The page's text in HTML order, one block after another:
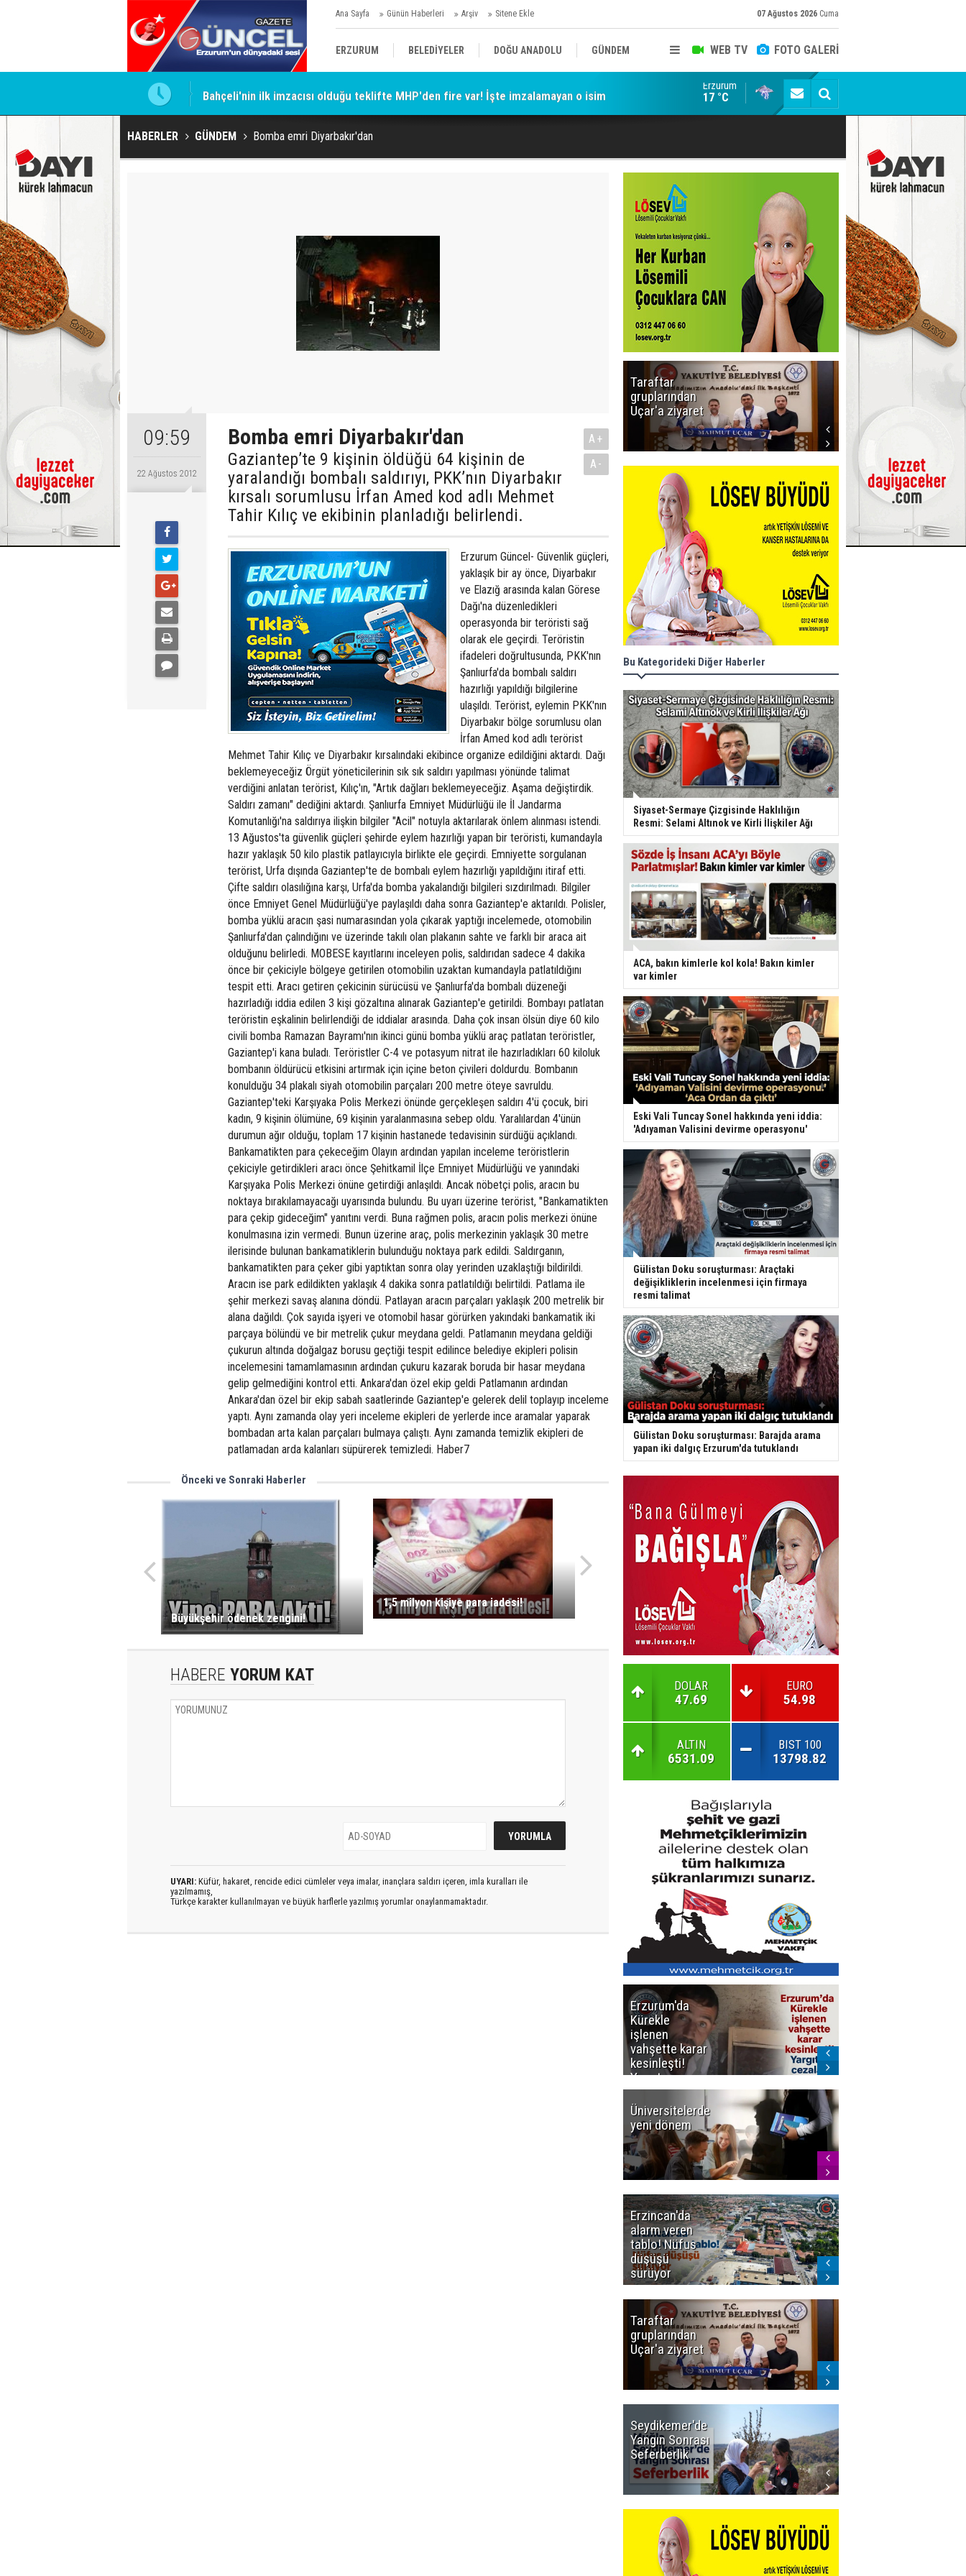
Ana Sayfa Günün Haberleri Arşiv Sitene Ekle 07 Ağustos 2026 Cuma
WEB TV FOTO GALERİ
ERZURUM BELEDİYELER DOĞU ANADOLU GÜNDEM
SİYASET AFAD/ SAVAŞ SPOR
KÜLTÜR/SANAT//MAĞAZİN
Bahçeli'nin ilk imzacısı olduğu teklifte MHP'den fire var! İşte imzalamayan o isim Siyaset-Sermaye Çizgisinde Haklılığın Resmi:
Erzurum
17 °C
HABERLER GÜNDEM Bomba emri Diyarbakır'dan
09:59
22 Ağustos 2012
Bomba emri Diyarbakır'dan
Gaziantep’te 9 kişinin öldüğü 64 kişinin de
yaralandığı bombalı saldırıyı, PKK’nın Diyarbakır
kırsalı sorumlusu İrfan Amed kod adlı Mehmet
Tahir Kılıç ve ekibinin planladığı belirlendi.
A+
A-
Erzurum Güncel- Güvenlik güçleri,
yaklaşık bir ay önce, Diyarbakır
ve Elazığ arasında kalan Görese
Dağı'na düzenledikleri
operasyonda bir teröristi sağ
olarak ele geçirdi. Teröristin
ifadeleri doğrultusunda, PKK'nın
Şanlıurfa'da bombalı saldırı
hazırlığı yapıldığı bilgilerine
ulaşıldı. Terörist, eylemin PKK'nın
Diyarbakır bölge sorumlusu olan
İrfan Amed kod adlı terörist
Mehmet Tahir Kılıç ve Diyarbakır kırsalındaki ekibince organize edildiğini aktardı. Dağı
beklemeyeceğiz Örgüt yöneticilerinin sık sık saldırı yapılması yönünde talimat
verdiğini anlatan terörist, Kılıç'ın, "Artık dağları beklemeyeceğiz. Aşama değiştirdik.
Saldırı zamanı" dediğini aktardı. Şanlıurfa Emniyet Müdürlüğü ile İl Jandarma
Komutanlığı'na saldırıya ilişkin bilgiler "Acil" notuyla aktarılarak önlem alınması istendi.
13 Ağustos'ta güvenlik güçleri şehirde eylem hazırlığı yapan bir teröristi, kumandayla
hazır yaklaşık 50 kilo plastik patlayıcıyla birlikte ele geçirdi. Emniyette sorgulanan
terörist, Urfa dışında Gaziantep'te de bombalı eylem hazırlığı yapıldığını itiraf etti.
Çifte saldırı olasılığına karşı, Urfa'da bomba yakalandığı bilgileri sızdırılmadı. Bilgiler
önce Emniyet Genel Müdürlüğü'ye paylaşıldı daha sonra Gaziantep'e aktarıldı. Polisler,
bomba yüklü aracın şasi numarasından yola çıkarak yaptığı incelemede, otomobilin
Şanlıurfa'dan çalındığını ve üzerinde takılı olan plakanın sahte ve farklı bir araca ait
olduğunu belirledi. MOBESE kayıtlarını inceleyen polis, saldırıdan sadece 4 dakika
önce bir çekiciyle bölgeye getirilen otomobilin uzaktan kumandayla patlatıldığını
tespit etti. Aracı getiren çekicinin sürücüsü ve Şanlıurfa'da bombalı düzeneği
hazırladığı iddia edilen 3 kişi gözaltına alınarak Gaziantep'e getirildi. Bombayı patlatan
teröristin eşkalinin belirlendiği de iddialar arasında. Daha çok insan ölsün diye 60 kilo
civili bomba Ramazan Bayramı'nın ikinci günü bomba yüklü araç patlatan teröristler,
Gaziantep'i kana buladı. Teröristler C-4 ve potasyum nitrat ile hazırladıkları 60 kiloluk
bombanın öldürücü etkisini artırmak için içine beton çivileri doldurdu. Bombanın
konulduğu 34 plakalı siyah otomobilin parçaları 200 metre öteye savruldu.
Gaziantep'teki Karşıyaka Polis Merkezi önünde gerçekleşen saldırı 4'ü çocuk, biri
kadın, 9 kişinin ölümüne, 69 kişinin yaralanmasına sebep oldu. Yaralılardan 4'ünün
durumun ağır olduğu, toplam 17 kişinin hastanede tedavisinin sürdüğü açıklandı.
Bankamatikten para çekeceğim Olayın ardından yapılan inceleme teröristlerin
çekiciyle getirdikleri aracı önce Şehitkamil İlçe Emniyet Müdürlüğü ve yanındaki
Karşıyaka Polis Merkezi önüne getirdiği anlaşıldı. Ancak nöbetçi polis, aracın bu
noktaya bırakılamayacağı uyarısında bulundu. Bu uyarı üzerine terörist, "Bankamatikten
para çekip gideceğim" yanıtını verdi. Buna rağmen polis, aracın polis merkezi önüne
konulmasına izin vermedi. Bunun üzerine araç, polis merkezinin yaklaşık 30 metre
ilerisinde bulunan bankamatiklerin bulunduğu noktaya park edildi. Saldırganın,
bankamatikten para çeker gibi yaptıktan sonra olay yerinden uzaklaştığı bildirildi.
Aracın ise park edildikten yaklaşık 4 dakika sonra patlatıldığı belirtildi. Patlama ile
şehir merkezi savaş alanına döndü. Patlayan aracın parçaları yaklaşık 200 metrelik bir
alana dağıldı. Çok sayıda işyeri ve otomobil hasar görürken yakındaki bankamatik iki
parçaya bölündü ve bir metrelik çukur meydana geldi. Patlamanın meydana geldiği
çukurun altında doğalgaz borusu geçtiği tespit edilince belediye ekipleri polisin
incelemesini tamamlamasının ardından çukuru kazarak boruda bir hasar meydana
gelip gelmediğini kontrol etti. Ankara'dan özel ekip geldi Patlamanın ardından
Ankara'dan özel bir ekip sabah saatlerinde Gaziantep'e gelerek delil toplayıp inceleme
yaptı. Aynı zamanda olay yeri inceleme ekipleri de yerlerde ince aramalar yaparak
bombadan arta kalan parçaları bulmaya çalıştı. Aynı zamanda temizlik ekipleri de
patlamadan arda kalanları süpürerek temizledi. Haber7
Önceki ve Sonraki Haberler
Büyükşehir ödenek zengini!
1,5 milyon kişiye para iadesi!
HABERE YORUM KAT
UYARI: Küfür, hakaret, rencide edici cümleler veya imalar, inançlara saldırı içeren, imla kuralları ile
yazılmamış,
Türkçe karakter kullanılmayan ve büyük harflerle yazılmış yorumlar onaylanmamaktadır.
Taraftar
gruplarından
Uçar'a ziyaret
başlıyor! İlk
düdük Bolu'da
çalacak
Bu Kategorideki Diğer Haberler
Siyaset-Sermaye Çizgisinde Haklılığın
Resmi: Selami Altınok ve Kirli İlişkiler Ağı
ACA, bakın kimlerle kol kola! Bakın kimler
var kimler
Eski Vali Tuncay Sonel hakkında yeni iddia:
'Adıyaman Valisini devirme operasyonu'
Gülistan Doku soruşturması: Araçtaki
değişikliklerin incelenmesi için firmaya
resmi talimat
Gülistan Doku soruşturması: Barajda arama
yapan iki dalgıç Erzurum'da tutuklandı
DOLAR
47.69
EURO
54.98
ALTIN
6531.09
BIST 100
13798.82
Erzurum'da
Kürekle
işlenen
vahşette karar
kesinleşti!
Yargıtay
cezaları onadı
Üniversitelerde
yeni dönem
Erzincan'da
alarm veren
tablo! Nüfus
düşüşü
sürüyor
Taraftar
gruplarından
Uçar'a ziyaret
Seydikemer'de
Yangın Sonrası
Seferberlik